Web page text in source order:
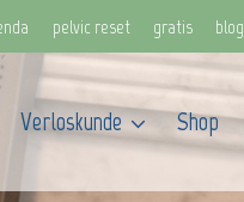
pelvic reset gratis blog
Verloskunde Shop